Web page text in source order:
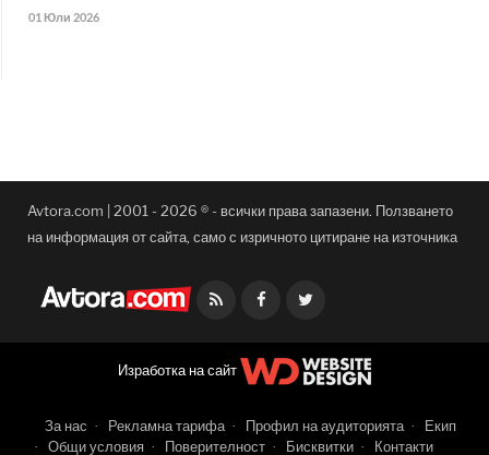
01 Юли 2026
Avtora.com | 2001 - 2026 ® - всички права запазени. Ползването
на информация от сайта, само с изричното цитиране на източника
Facebook
Изработка на сайт
За нас Рекламна тарифа Профил на аудиторията
Екип
Общи условия
Поверителност Бисквитки Контакти